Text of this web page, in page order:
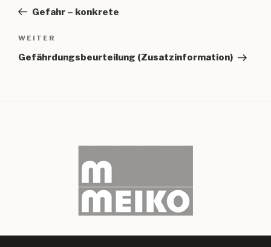
Beitrag
Gefahr – konkrete
Nächster
Beitrag
WEITER
Gefährdungsbeurteilung (Zusatzinformation)